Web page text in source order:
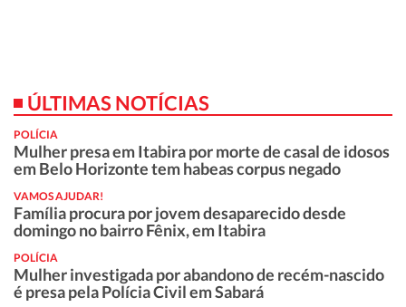
ÚLTIMAS NOTÍCIAS
POLÍCIA
Mulher presa em Itabira por morte de casal de idosos
em Belo Horizonte tem habeas corpus negado
VAMOS AJUDAR!
Família procura por jovem desaparecido desde
domingo no bairro Fênix, em Itabira
POLÍCIA
Mulher investigada por abandono de recém-nascido
é presa pela Polícia Civil em Sabará